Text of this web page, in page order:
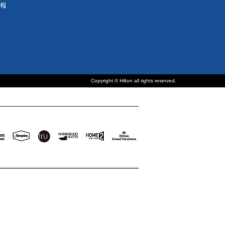
Copyright © Hilton all rights reserved.
Hampton
by
Tru
by
Homewood
Suites
Home2
Suites
Hilton
Grand